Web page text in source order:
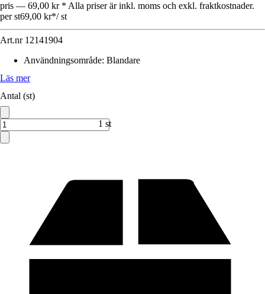
pris — 69,00 kr * Alla priser är inkl. moms och exkl. fraktkostnader.
per st69,00 kr*/ st
Art.nr 12141904
Användningsområde: Blandare
Läs mer
Antal (st)
1 st